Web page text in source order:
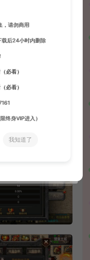
，请勿商用
载后24小时内删除
必看）
必看）
终身VIP进入）
我知道了